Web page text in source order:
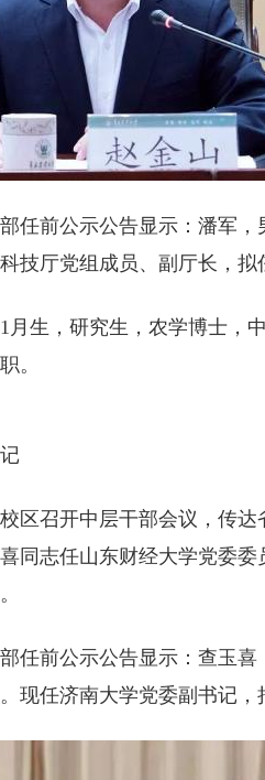
任前公示公告显示：潘军，
技厅党组成员、副厅长，拟
月生，研究生，农学博士，
。
区召开中层干部会议，传
同志任山东财经大学党委
任前公示公告显示：查玉喜
现任济南大学党委副书记，